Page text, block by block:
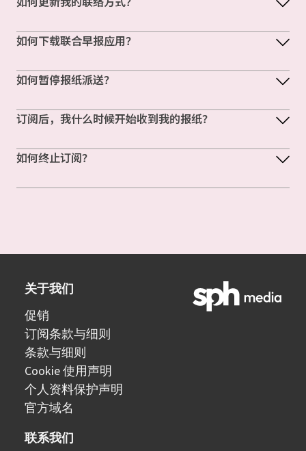
如何下载联合早报应用？
如何暂停报纸派送？
订阅后，我什么时候开始收到我的报纸？
如何终止订阅？
关于我们
促销
订阅条款与细则
条款与细则
Cookie 使用声明
个人资料保护声明
官方域名
联系我们